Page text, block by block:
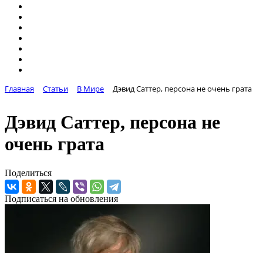
Главная Статьи В Мире Дэвид Саттер, персона не очень грата
Дэвид Саттер, персона не
очень грата
Поделиться
Подписаться на обновления